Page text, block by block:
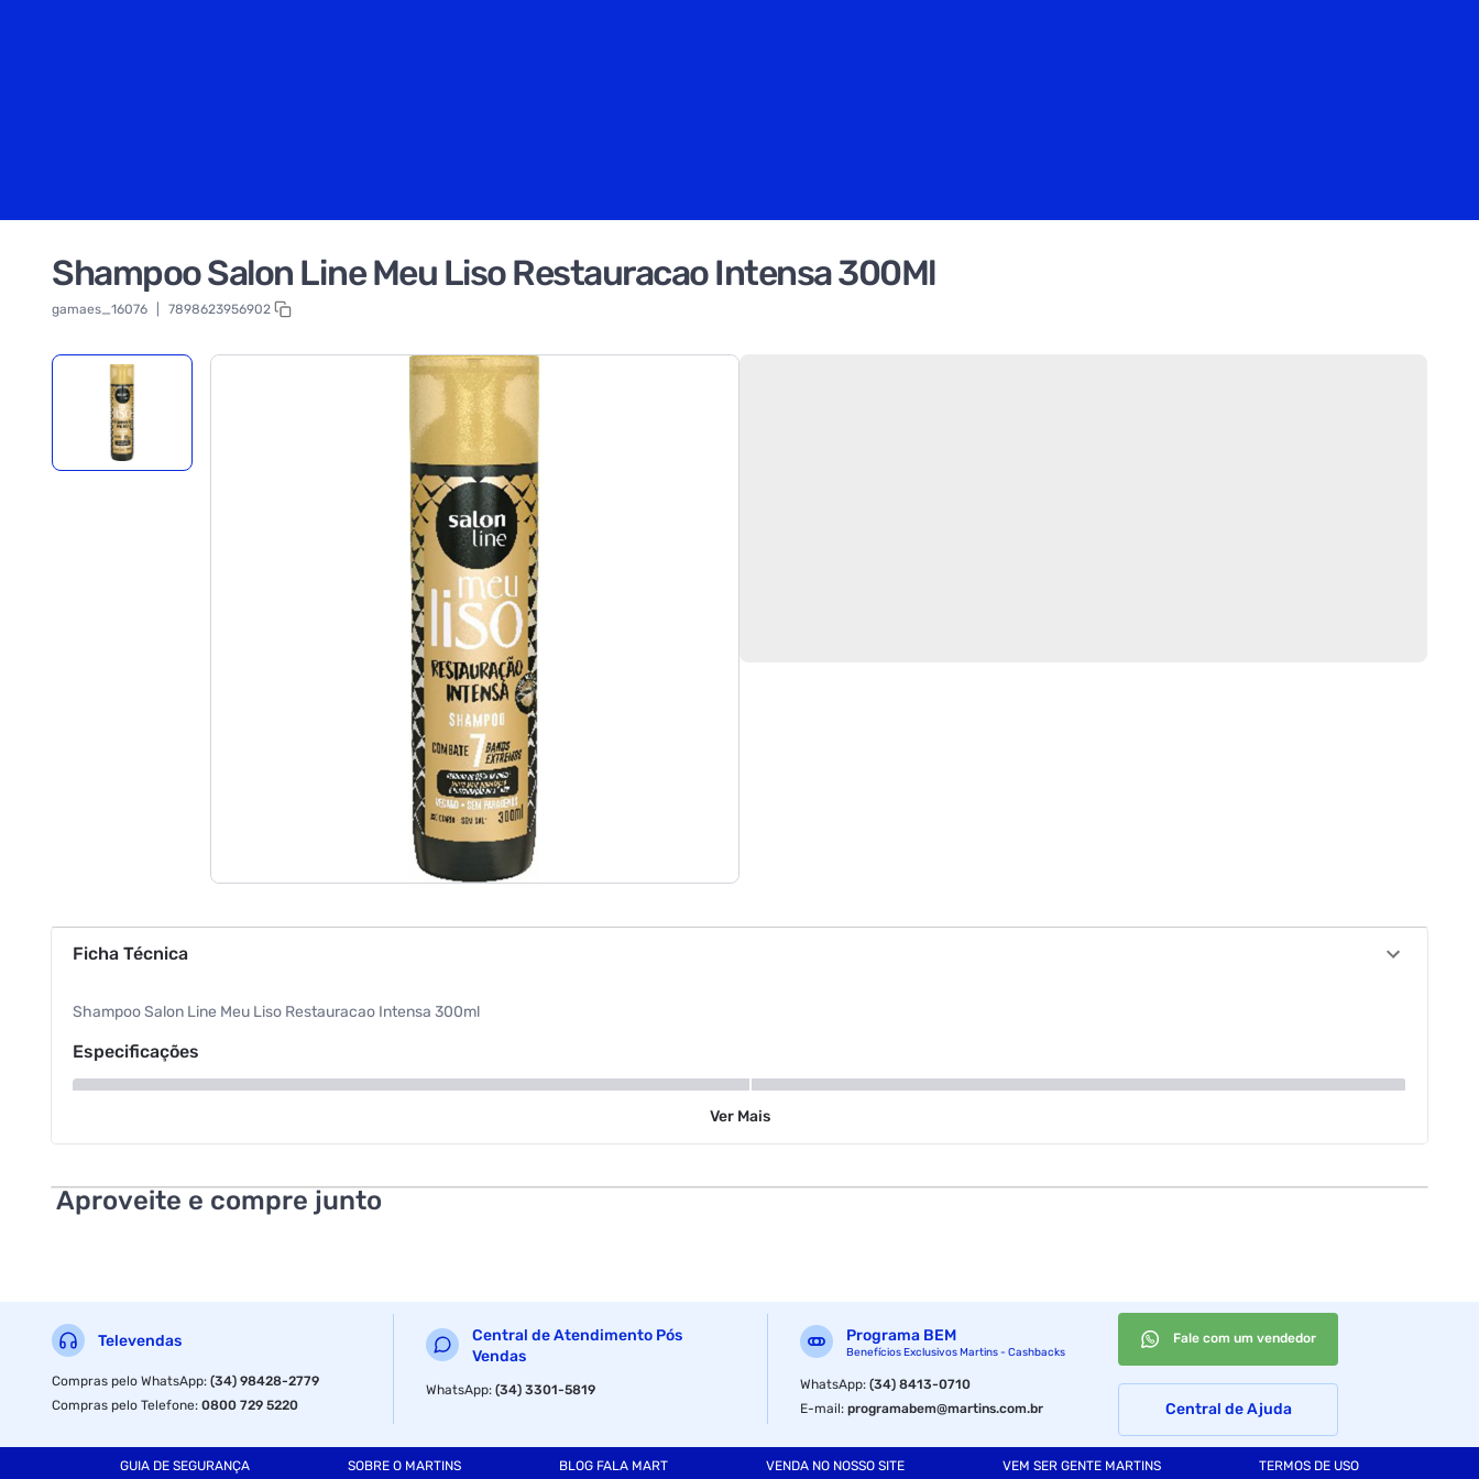
Shampoo Salon Line Meu Liso Restauracao Intensa 300Ml
gamaes_16076 7898623956902
Ficha Técnica
Shampoo Salon Line Meu Liso Restauracao Intensa 300ml
Especificações
Ver Mais
Aproveite e compre junto
Televendas
Compras pelo WhatsApp:(34) 98428-2779
Compras pelo Telefone:0800 729 5220
Central de Atendimento Pós
Vendas
WhatsApp:(34) 3301-5819
Programa BEM
Benefícios Exclusivos Martins - Cashbacks
WhatsApp:(34) 8413-0710
E-mail:programabem@martins.com.br
Fale com um vendedor
Central de Ajuda
GUIA DE SEGURANÇA SOBRE O MARTINS BLOG FALA MART VENDA NO NOSSO SITE VEM SER GENTE MARTINS TERMOS DE USO